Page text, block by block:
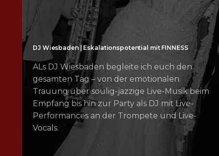
DJ Wiesbaden | Eskalationspotential mit FINNESS
ALs DJ Wiesbaden begleite ich euch den
gesamten Tag – von der emotionalen
Trauung über soulig-jazzige Live-Musik beim
Empfang bis hin zur Party als DJ mit Live-
Performances an der Trompete und Live-
Vocals.